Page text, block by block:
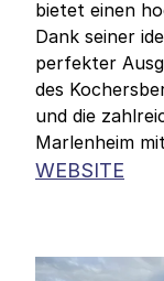
bietet einen
Dank seiner
perfekter
des
und die
Marlenheim
WEBSITE